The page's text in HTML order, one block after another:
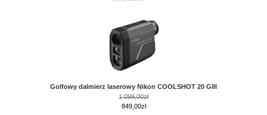
Golfowy dalmierz laserowy Nikon COOLSHOT 20 GIII
1 099,00zł
849,00zł